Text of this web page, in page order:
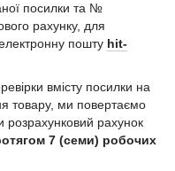
посилки та №
рахунку, для
пошту hit-
вмісту посилки на
товару, ми повертаємо
розрахунковий рахунок
7 (семи) робочих